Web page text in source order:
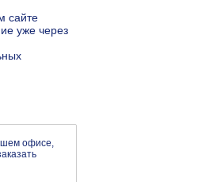
сайте
уже через
офисе,